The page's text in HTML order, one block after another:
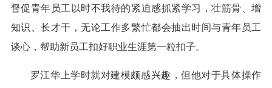
督促青年员工以时不我待的紧迫感抓紧学习，壮筋骨、增
知识、长才干，无论工作多繁忙都会抽出时间与青年员工
谈心，帮助新员工扣好职业生涯第一粒扣子。
罗江华上学时就对建模颇感兴趣，但他对于具体操作